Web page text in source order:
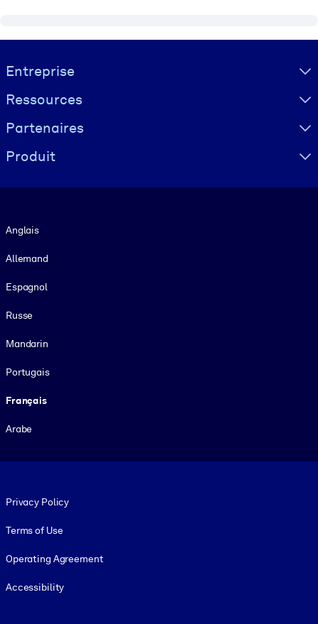
Visually hidden Text
Entreprise
Ressources
Partenaires
Produit
Anglais
Allemand
Espagnol
Russe
Mandarin
Portugais
Français
Arabe
Privacy Policy
Terms of Use
Operating Agreement
Accessibility